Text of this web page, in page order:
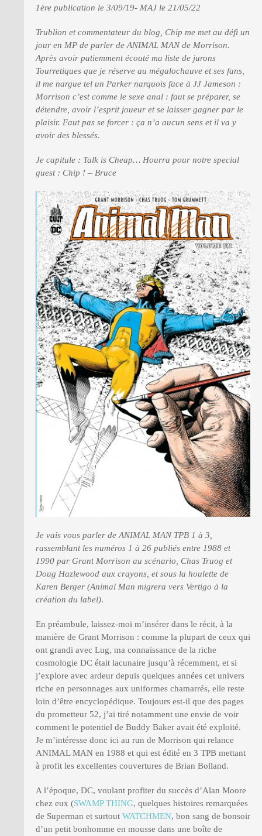
PRESSE
1ère publication le 3/09/19- MAJ le 21/05/22
Trublion et commentateur du blog, Chip me met au défi un
jour en MP de parler de ANIMAL MAN de Morrison.
Après avoir patiemment écouté ma liste de jurons
Tourretiques que je réserve au mégalochauve et ses fans,
il me nargue tel un Parker narquois face à JJ Jameson :
Morrison c’est comme le sexe anal : faut se préparer, se
détendre, avoir l’esprit joueur et se laisser gagner par le
plaisir. Faut pas se forcer : ça n’a aucun sens et il va y
avoir des blessés.
Je capitule : Talk is Cheap… Hourra pour notre special
guest : Chip ! – Bruce
Je vais vous parler de ANIMAL MAN TPB 1 à 3,
rassemblant les numéros 1 à 26 publiés entre 1988 et
1990 par Grant Morrison au scénario, Chas Truog et
Doug Hazlewood aux crayons, et sous la houlette de
Karen Berger (Animal Man migrera vers Vertigo à la
création du label).
En préambule, laissez-moi m’insérer dans le récit, à la
manière de Grant Morrison : comme la plupart de ceux qui
ont grandi avec Lug, ma connaissance de la riche
cosmologie DC était lacunaire jusqu’à récemment, et si
j’explore avec ardeur depuis quelques années cet univers
riche en personnages aux uniformes chamarrés, elle reste
loin d’être encyclopédique. Toujours est-il que des pages
du prometteur 52, j’ai tiré notamment une envie de voir
comment le potentiel de Buddy Baker avait été exploité.
Je m’intéresse donc ici au run de Morrison qui relance
ANIMAL MAN en 1988 et qui est édité en 3 TPB mettant
à profit les excellentes couvertures de Brian Bolland.
A l’époque, DC, voulant profiter du succès d’Alan Moore
chez eux (SWAMP THING, quelques histoires remarquées
de Superman et surtout WATCHMEN, bon sang de bonsoir
d’un petit bonhomme en mousse dans une boîte de